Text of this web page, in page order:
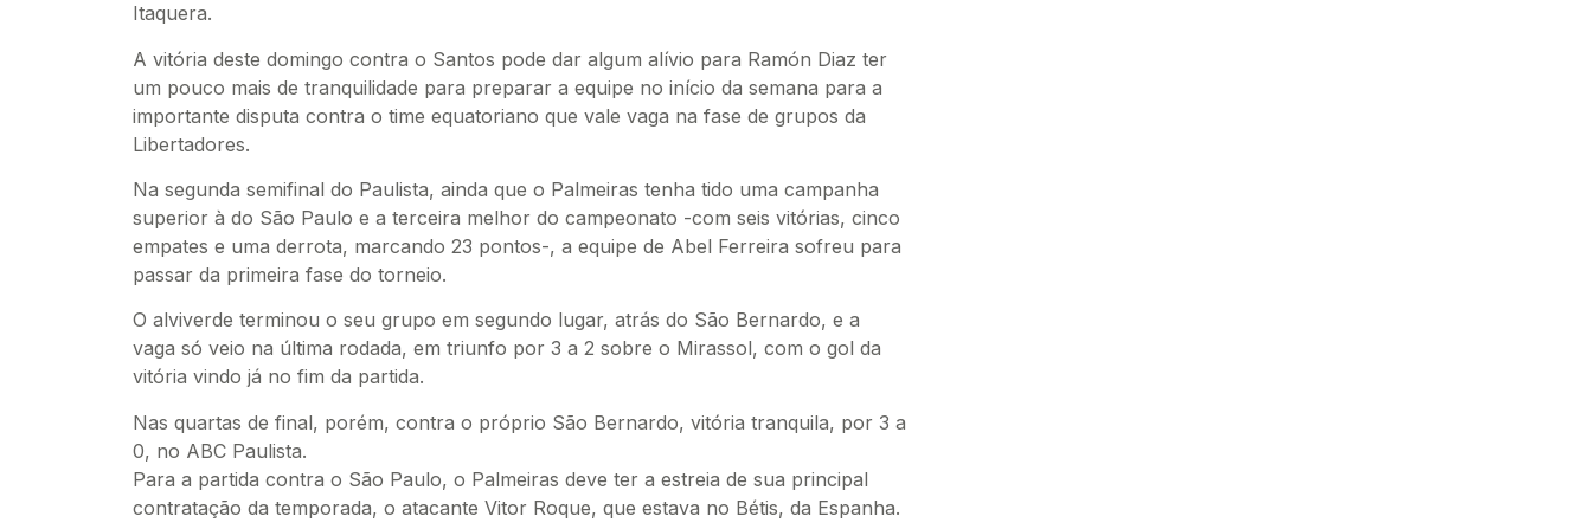
Itaquera.
A vitória deste domingo contra o Santos pode dar algum alívio para Ramón Diaz ter
um pouco mais de tranquilidade para preparar a equipe no início da semana para a
importante disputa contra o time equatoriano que vale vaga na fase de grupos da
Libertadores.
Na segunda semifinal do Paulista, ainda que o Palmeiras tenha tido uma campanha
superior à do São Paulo e a terceira melhor do campeonato -com seis vitórias, cinco
empates e uma derrota, marcando 23 pontos-, a equipe de Abel Ferreira sofreu para
passar da primeira fase do torneio.
O alviverde terminou o seu grupo em segundo lugar, atrás do São Bernardo, e a
vaga só veio na última rodada, em triunfo por 3 a 2 sobre o Mirassol, com o gol da
vitória vindo já no fim da partida.
Nas quartas de final, porém, contra o próprio São Bernardo, vitória tranquila, por 3 a
0, no ABC Paulista.
Para a partida contra o São Paulo, o Palmeiras deve ter a estreia de sua principal
contratação da temporada, o atacante Vitor Roque, que estava no Bétis, da Espanha.